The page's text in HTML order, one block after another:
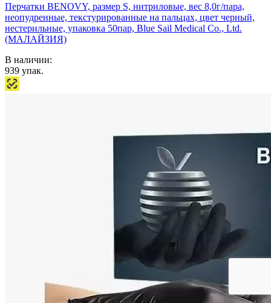
Перчатки BENOVY, размер S, нитриловые, вес 8,0г/пара,
неопудренные, текстурированные на пальцах, цвет черный,
нестерильные, упаковка 50пар, Blue Sail Medical Co., Ltd.
(МАЛАЙЗИЯ)
В наличии:
939 упак.